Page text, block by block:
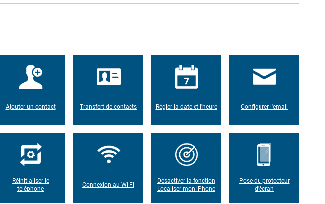
Ajouter un contact Transfert de contacts Régler la date et l'heure Configurer l'email
Réinitialiser le
téléphone
Connexion au Wi-Fi
Désactiver la fonction
Localiser mon iPhone
Pose du protecteur
d'écran